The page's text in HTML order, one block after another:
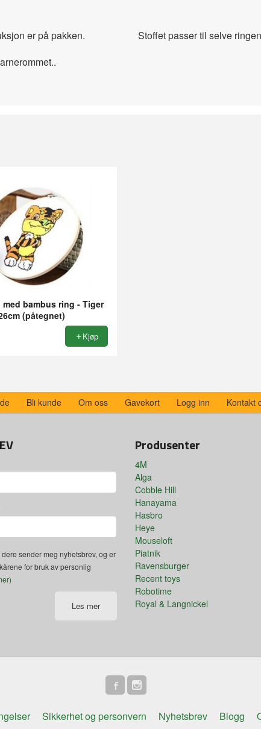
er på pakken. Stoffet passer til selve ringen
bambus ring - Tiger
(påtegnet)
Kjøp
Bli kunde Om oss Gavekort Logg inn Kontakt
sender meg nyhetsbrev, og er
for bruk av personlig
Les mer
Produsenter
4M
Alga
Cobble Hill
Hanayama
Hasbro
Heye
Mouseloft
Piatnik
Ravensburger
Recent toys
Robotime
Royal & Langnickel
Sikkerhet og personvern Nyhetsbrev Blogg